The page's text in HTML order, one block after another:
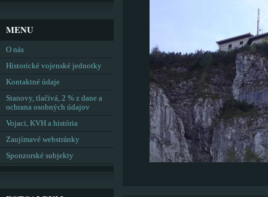
MENU
O nás
Historické vojenské jednotky
Kontaktné údaje
Stanovy, tlačivá, 2 % z dane a
ochrana osobných údajov
Vojaci, KVH a história
Zaujímavé webstránky
Sponzorské subjekty